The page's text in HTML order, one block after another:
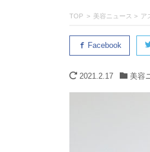
TOP 美容ニュース ア
Facebook
2021.2.17 美容